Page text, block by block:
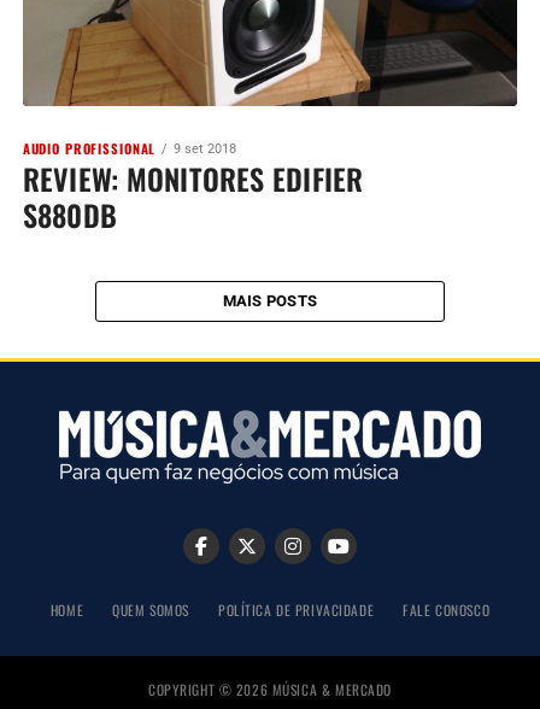
AUDIO PROFISSIONAL 9 set 2018
REVIEW: MONITORES EDIFIER
S880DB
MAIS POSTS
HOME QUEM SOMOS POLÍTICA DE PRIVACIDADE FALE CONOSCO
COPYRIGHT © 2026 MÚSICA & MERCADO